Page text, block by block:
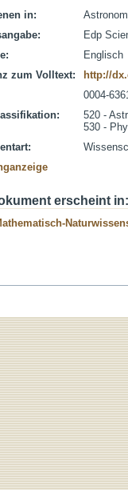
in:
Edp
Englisch
zum Volltext:
http://
0004-
520 -
530 -
erscheint in: